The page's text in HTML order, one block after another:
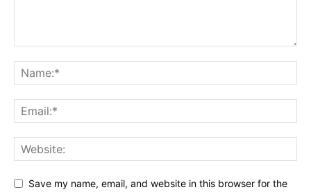
Save my name, email, and website in this browser for the